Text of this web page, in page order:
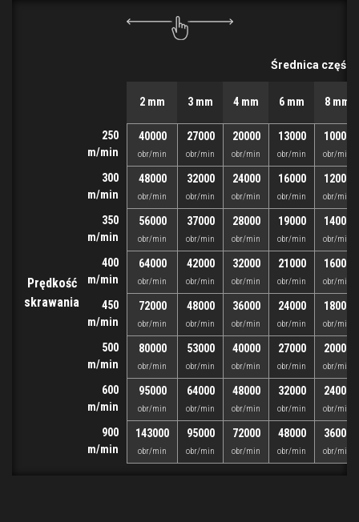
Średnica
2 mm 3 mm 4 mm 6 mm 8 mm
Prędkość
skrawania
250
m/min
40000
obr/min
27000
obr/min
20000
obr/min
13000
obr/min
10000
obr/min
300
m/min
48000
obr/min
32000
obr/min
24000
obr/min
16000
obr/min
12000
obr/min
350
m/min
56000
obr/min
37000
obr/min
28000
obr/min
19000
obr/min
14000
obr/min
400
m/min
64000
obr/min
42000
obr/min
32000
obr/min
21000
obr/min
16000
obr/min
450
m/min
72000
obr/min
48000
obr/min
36000
obr/min
24000
obr/min
18000
obr/min
500
m/min
80000
obr/min
53000
obr/min
40000
obr/min
27000
obr/min
20000
obr/min
600
m/min
95000
obr/min
64000
obr/min
48000
obr/min
32000
obr/min
24000
obr/min
900
m/min
143000
obr/min
95000
obr/min
72000
obr/min
48000
obr/min
36000
obr/min